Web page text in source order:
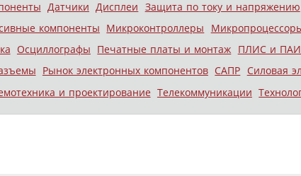
Датчики Дисплеи Защита по току и напряжению
компоненты Микроконтроллеры
Осциллографы Печатные платы и монтаж ПЛИС и
Рынок электронных компонентов САПР Силовая
и проектирование Телекоммуникации